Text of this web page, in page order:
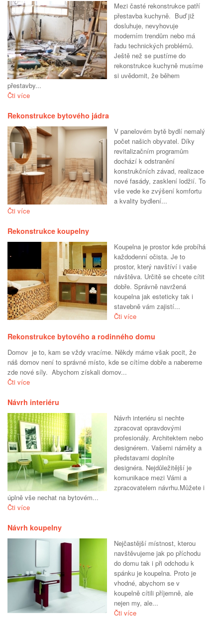
Mezi časté rekonstrukce patří
přestavba kuchyně. Buď již
dosluhuje, nevyhovuje
moderním trendům nebo má
řadu technických problémů.
Ještě než se pustíme do
rekonstrukce kuchyně musíme
si uvědomit, že během
přestavby...
Čti více
Rekonstrukce bytového jádra
V panelovém bytě bydlí nemalý
počet našich obyvatel. Díky
revitalizačním programům
dochází k odstranění
konstrukčních závad, realizace
nové fasády, zasklení lodžií. To
vše vede ke zvýšení komfortu
a kvality bydlení...
Čti více
Rekonstrukce koupelny
Koupelna je prostor kde probíhá
každodenní očista. Je to
prostor, který navštíví i vaše
návštěva. Určitě se chcete cítit
dobře. Správně navržená
koupelna jak esteticky tak i
stavebně vám zajistí...
Čti více
Rekonstrukce bytového a rodinného domu
Domov je to, kam se vždy vracíme. Někdy máme však pocit, že
náš domov není to správné místo, kde se cítíme dobře a nabereme
zde nové síly. Abychom získali domov...
Čti více
Návrh interiéru
Návrh interiéru si nechte
zpracovat opravdovými
profesionály. Architektem nebo
designérem. Vašemi náměty a
představami doplníte
designéra. Nejdůležitější je
komunikace mezi Vámi a
zpracovatelem návrhu.Můžete i
úplně vše nechat na bytovém...
Čti více
Návrh koupelny
Nejčastější místnost, kterou
navštěvujeme jak po příchodu
do domu tak i při odchodu k
spánku je koupelna. Proto je
vhodné, abychom se v
koupelně cítili příjemně, ale
nejen my, ale...
Čti více